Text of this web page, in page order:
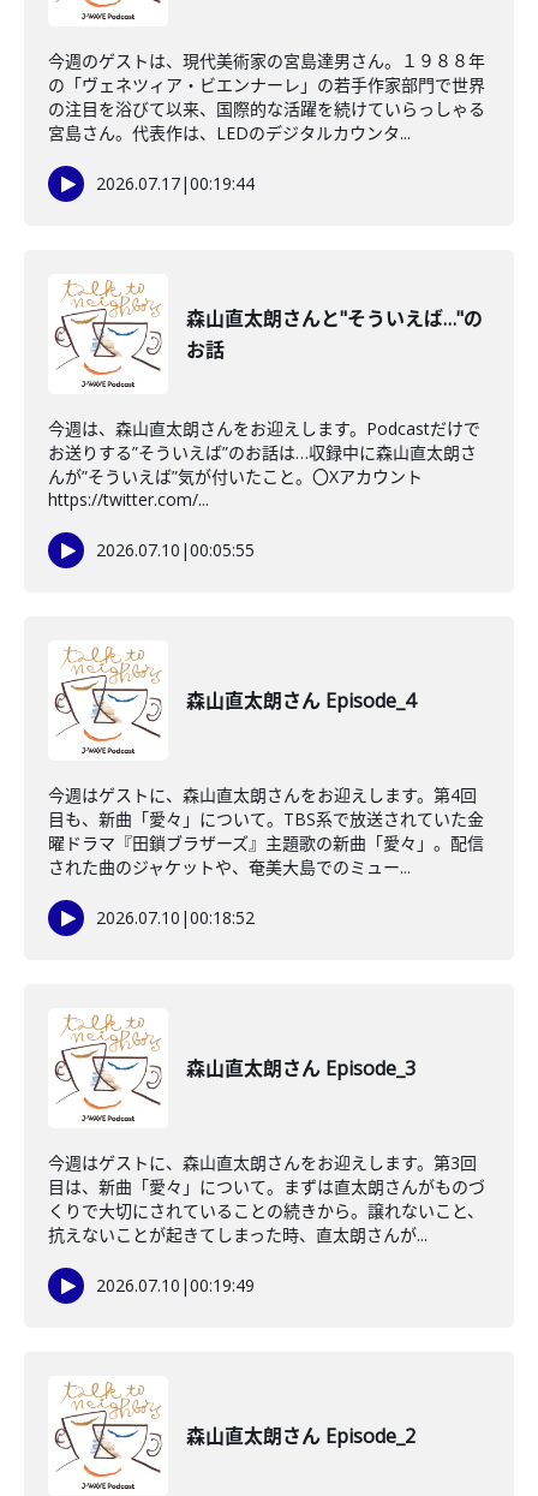
今週のゲストは、現代美術家の宮島達男さん。１９８８年
の「ヴェネツィア・ビエンナーレ」の若手作家部門で世界
の注目を浴びて以来、国際的な活躍を続けていらっしゃる
宮島さん。代表作は、LEDのデジタルカウンタ...
2026.07.17|00:19:44
森山直太朗さんと"そういえば…"の
お話
今週は、森山直太朗さんをお迎えします。Podcastだけで
お送りする”そういえば”のお話は…収録中に森山直太朗さ
んが”そういえば”気が付いたこと。〇Xアカウント
https://twitter.com/...
2026.07.10 |00:05:55
森山直太朗さん Episode_4
今週はゲストに、森山直太朗さんをお迎えします。第4回
目も、新曲「愛々」について。TBS系で放送されていた金
曜ドラマ『田鎖ブラザーズ』主題歌の新曲「愛々」。配信
された曲のジャケットや、奄美大島でのミュー...
2026.07.10 |00:18:52
森山直太朗さん Episode_3
今週はゲストに、森山直太朗さんをお迎えします。第3回
目は、新曲「愛々」について。まずは直太朗さんがものづ
くりで大切にされていることの続きから。譲れないこと、
抗えないことが起きてしまった時、直太朗さんが...
2026.07.10 |00:19:49
森山直太朗さん Episode_2